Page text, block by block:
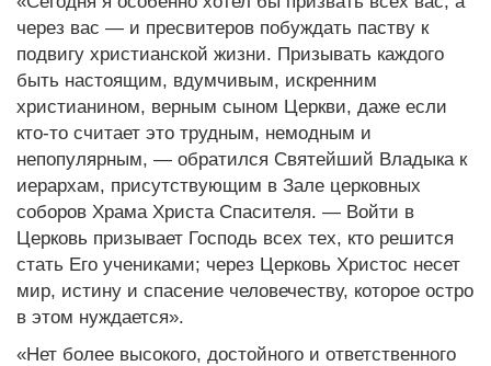
через вас — и пресвитеров побуждать паству к
подвигу христианской жизни. Призывать каждого
быть настоящим, вдумчивым, искренним
христианином, верным сыном Церкви, даже если
кто-то считает это трудным, немодным и
непопулярным, — обратился Святейший Владыка к
иерархам, присутствующим в Зале церковных
соборов Храма Христа Спасителя. — Войти в
Церковь призывает Господь всех тех, кто решится
стать Его учениками; через Церковь Христос несет
мир, истину и спасение человечеству, которое остро
в этом нуждается».
«Нет более высокого, достойного и ответственного